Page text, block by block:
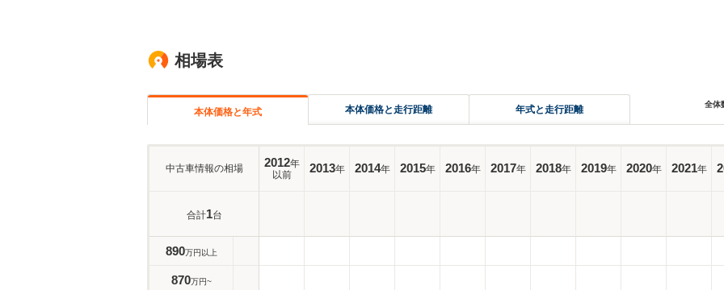
相場表
本体価格と年式 本体価格と走行距離 年式と走行距離 全体
中古車情報の相場 2012年
以前
2013年 2014年 2015年 2016年 2017年 2018年 2019年 2020年 2021年
合計1台
890万円以上
870万円~